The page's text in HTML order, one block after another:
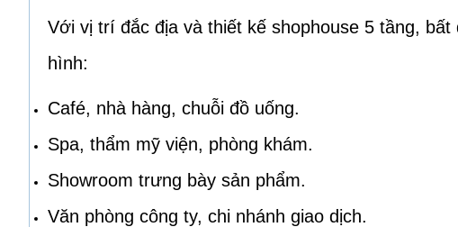
Với vị trí đắc địa và thiết kế shophouse 5 tầng,
hình:
Café, nhà hàng, chuỗi đồ uống.
Spa, thẩm mỹ viện, phòng khám.
Showroom trưng bày sản phẩm.
Văn phòng công ty, chi nhánh giao dịch.